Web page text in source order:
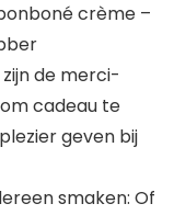
crème –
de merci-
cadeau te
geven bij
smaken: Of